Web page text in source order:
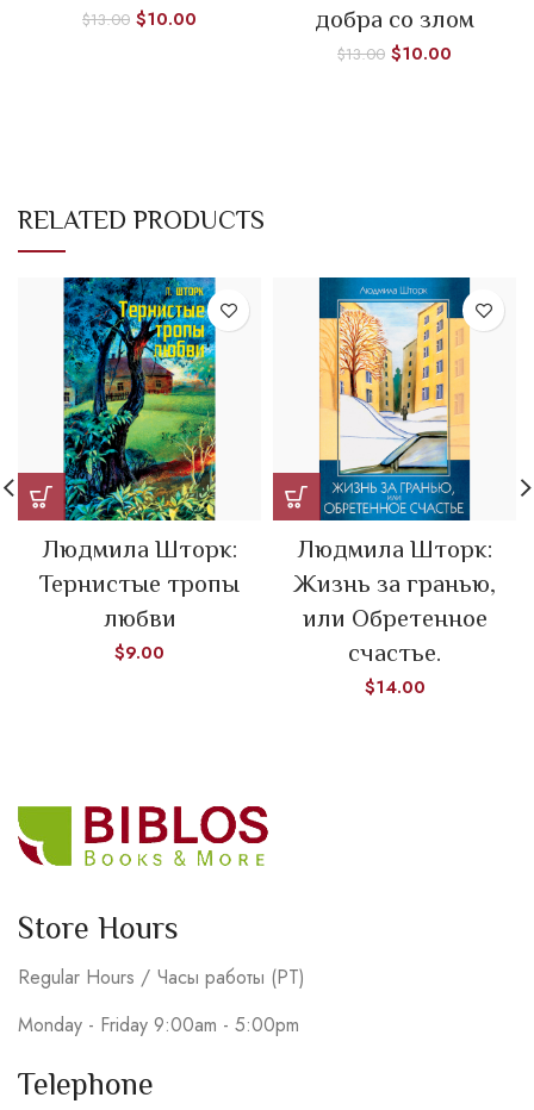
$13.00 $10.00
добра со злом
$13.00 $10.00
RELATED PRODUCTS
Людмила Шторк:
Тернистые тропы
любви
$9.00
Людмила Шторк:
Жизнь за гранью,
или Обретенное
счастье.
$14.00
Store Hours
Regular Hours / Часы работы (PT)
Monday - Friday 9:00am - 5:00pm
Telephone